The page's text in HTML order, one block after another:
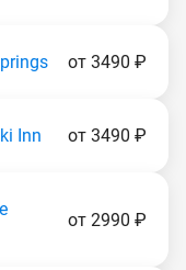
от 3490 ₽
Inn от 3490 ₽
от 2990 ₽